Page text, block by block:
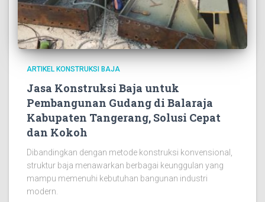
ARTIKEL KONSTRUKSI BAJA
Jasa Konstruksi Baja untuk
Pembangunan Gudang di Balaraja
Kabupaten Tangerang, Solusi Cepat
dan Kokoh
Dibandingkan dengan metode konstruksi konvensional,
struktur baja menawarkan berbagai keunggulan yang
mampu memenuhi kebutuhan bangunan industri
modern.